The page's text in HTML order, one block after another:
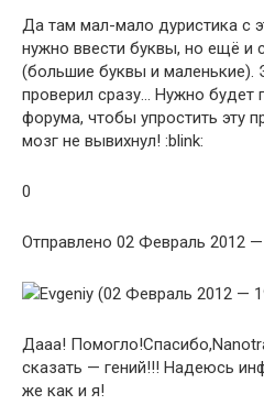
Да там мал-мало дуристика с
нужно ввести буквы, но ещё и
(большие буквы и маленькие).
проверил сразу… Нужно будет
форума, чтобы упростить эту
мозг не вывихнул! :blink:
0
Отправлено 02 Февраль 2012 —
Evgeniy (02 Февраль 2012 —
Дааа!
сказать — гений!!! Надеюсь
же как и я!